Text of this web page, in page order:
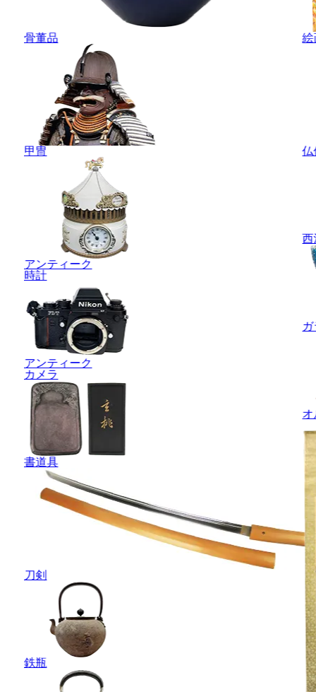
骨董品
甲冑
アンティーク
時計
アンティーク
カメラ
書道具
刀剣
鉄瓶
絵
仏
西
オ